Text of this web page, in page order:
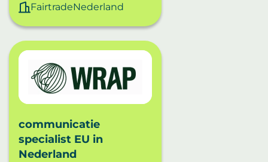
FairtradeNederland
communicatie
specialist EU in
Nederland